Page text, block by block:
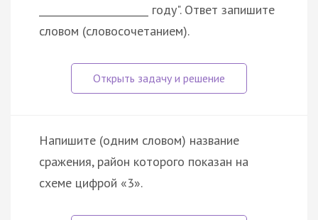
______________________ году". Ответ запишите
словом (словосочетанием).
Напишите (одним словом) название
сражения, район которого показан на
схеме цифрой «3».